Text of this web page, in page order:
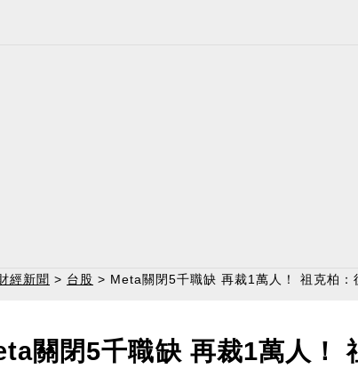
經新聞 > 台股 > Meta關閉5千職缺 再裁1萬人！ 祖克柏：
關閉5千職缺 再裁1萬人！